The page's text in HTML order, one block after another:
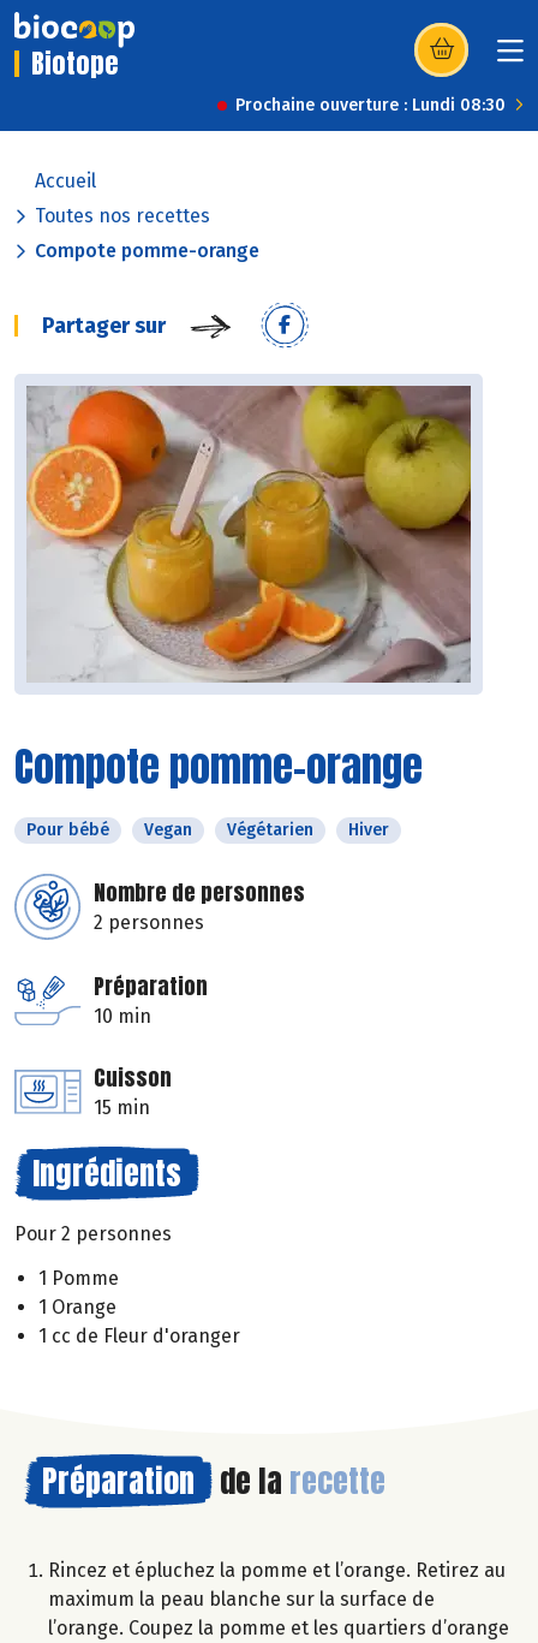
Biotope (s’ouvre dans
Prochaine ouverture : Lundi 08:30
Accueil
Toutes nos recettes
Compote pomme-orange
Partager sur
Compote pomme-orange
Pour bébé Vegan Végétarien Hiver
Nombre de personnes
2 personnes
Préparation
10 min
Cuisson
15 min
Ingrédients
Pour 2 personnes
1 Pomme
1 Orange
1 cc de Fleur d'oranger
Préparation de la recette
Rincez et épluchez la pomme et l’orange. Retirez au
maximum la peau blanche sur la surface de
l’orange. Coupez la pomme et les quartiers d’orange